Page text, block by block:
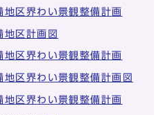
地区界わい景観整備計画
地区計画図
区界わい景観整備計画
区界わい景観整備計画図
地区界わい景観整備計画